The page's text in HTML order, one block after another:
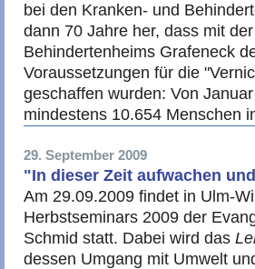
bei den Kranken- und
dann 70 Jahre her, dass mit
Behindertenheims Grafeneck
Voraussetzungen für die
geschaffen wurden: Von
mindestens 10.654 Menschen
29. September 2009
"In dieser Zeit aufwachen
Am 29.09.2009 findet in Ulm-
Herbstseminars 2009 der
Schmid statt. Dabei wird das
dessen Umgang mit Umwelt